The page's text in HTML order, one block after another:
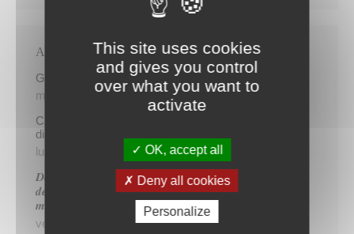
Articles récents
Gratuité du parking de l’HDV le dimanche matin
mercredi 5 août
Cinq demandeurs d’emploi de Papeete intègrent le
dispositif TIATURI AMO
lundi 3 août
𝑫𝒆𝒖𝒙 𝒔𝒂𝒑𝒆𝒖𝒓𝒔-𝒑𝒐𝒎𝒑𝒊𝒆𝒓𝒔 𝒅𝒆 𝑷𝒂𝒑𝒆𝒆𝒕𝒆 𝒂𝒖𝒙 𝒄𝒐̂𝒕𝒆́𝒔 𝒅𝒖
𝒅𝒆́𝒕𝒂𝒄𝒉𝒆𝒎𝒆𝒏𝒕 𝒑𝒐𝒍𝒚𝒏𝒆́𝒔𝒊𝒆𝒏 𝒆𝒏 𝒓𝒆𝒏𝒇𝒐𝒓𝒕 𝒅𝒆𝒔 𝒆́𝒒𝒖𝒊𝒑𝒆𝒔
𝒎𝒐𝒃𝒊𝒍𝒊𝒔𝒆́𝒆𝒔 𝒅𝒂𝒏𝒔 𝒍’𝑯𝒆𝒙𝒂𝒈𝒐𝒏𝒆
vendredi 31 juillet
This site uses cookies
and gives you control
over what you want to
activate
OK, accept all
Deny all cookies
Personalize